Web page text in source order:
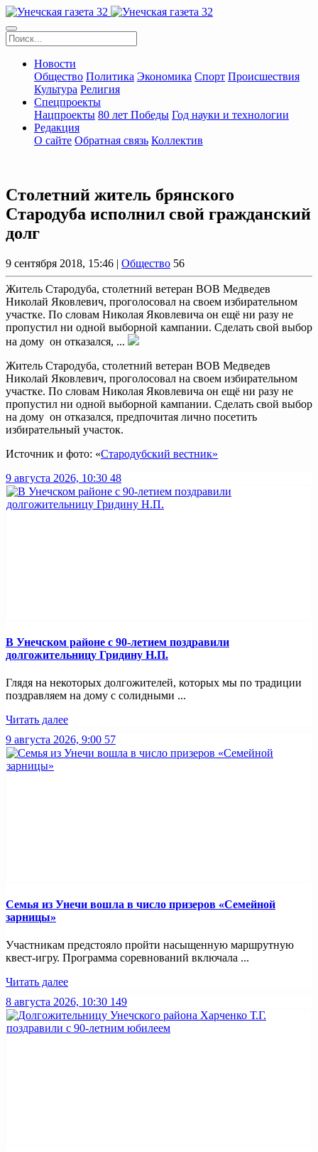
Новости
Общество Политика Экономика Спорт Происшествия
Культура Религия
Спецпроекты
Нацпроекты 80 лет Победы Год науки и технологии
Редакция
О сайте Обратная связь Коллектив
Столетний житель брянского
Стародуба исполнил свой гражданский
долг
9 сентября 2018, 15:46 | Общество 56
Житель Стародуба, столетний ветеран ВОВ Медведев
Николай Яковлевич, проголосовал на своем избирательном
участке. По словам Николая Яковлевича он ещё ни разу не
пропустил ни одной выборной кампании. Сделать свой выбор
на дому он отказался, ...
Житель Стародуба, столетний ветеран ВОВ Медведев
Николай Яковлевич, проголосовал на своем избирательном
участке. По словам Николая Яковлевича он ещё ни разу не
пропустил ни одной выборной кампании. Сделать свой выбор
на дому он отказался, предпочитая лично посетить
избирательный участок.
Источник и фото: «Стародубский вестник»
9 августа 2026, 10:30 48
В Унечском районе с 90-летием поздравили
долгожительницу Гридину Н.П.
Глядя на некоторых долгожителей, которых мы по традиции
поздравляем на дому с солидными ...
Читать далее
9 августа 2026, 9:00 57
Семья из Унечи вошла в число призеров «Семейной
зарницы»
Участникам предстояло пройти насыщенную маршрутную
квест-игру. Программа соревнований включала ...
Читать далее
8 августа 2026, 10:30 149